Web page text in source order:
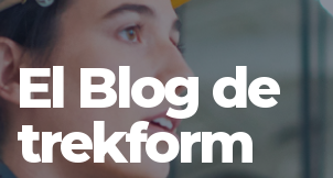
El Blog de
trekform